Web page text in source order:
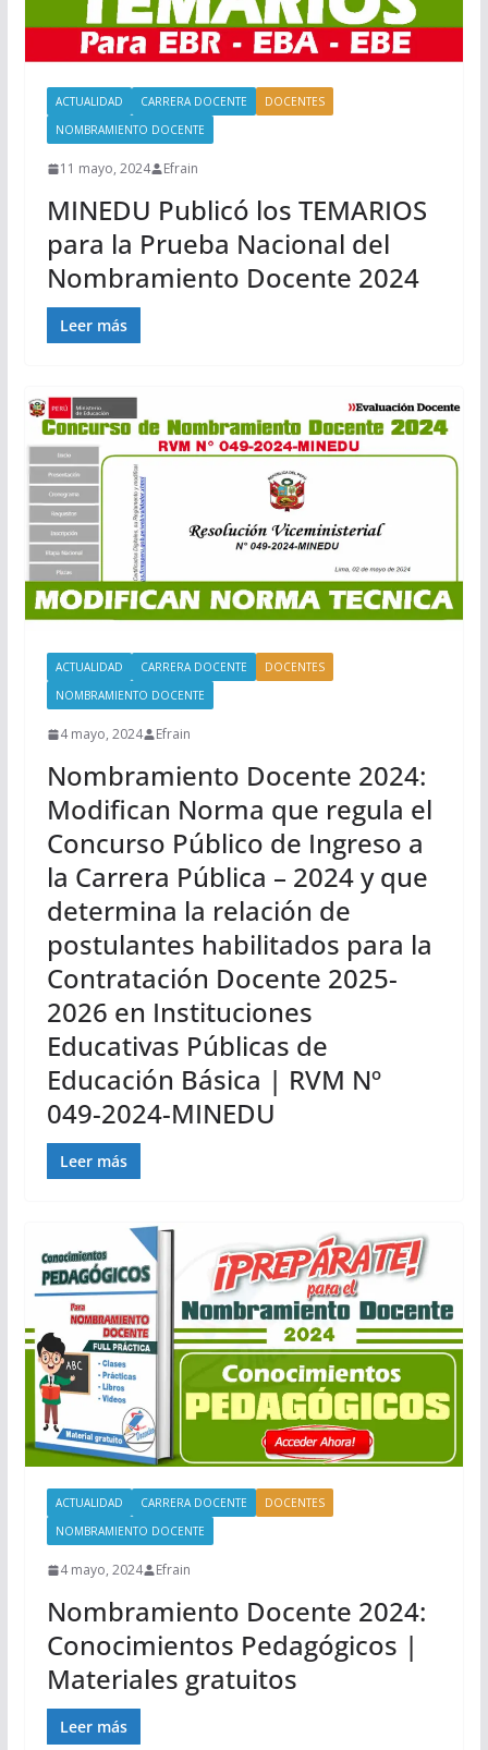
ACTUALIDAD CARRERA DOCENTE
DOCENTES
NOMBRAMIENTO DOCENTE
11 mayo, 2024 Efrain
MINEDU Publicó los TEMARIOS
para la Prueba Nacional del
Nombramiento Docente 2024
Leer más
ACTUALIDAD CARRERA DOCENTE
DOCENTES
NOMBRAMIENTO DOCENTE
4 mayo, 2024 Efrain
Nombramiento Docente 2024:
Modifican Norma que regula el
Concurso Público de Ingreso a
la Carrera Pública – 2024 y que
determina la relación de
postulantes habilitados para la
Contratación Docente 2025-
2026 en Instituciones
Educativas Públicas de
Educación Básica | RVM Nº
049-2024-MINEDU
Leer más
ACTUALIDAD CARRERA DOCENTE
DOCENTES
NOMBRAMIENTO DOCENTE
4 mayo, 2024 Efrain
Nombramiento Docente 2024:
Conocimientos Pedagógicos |
Materiales gratuitos
Leer más